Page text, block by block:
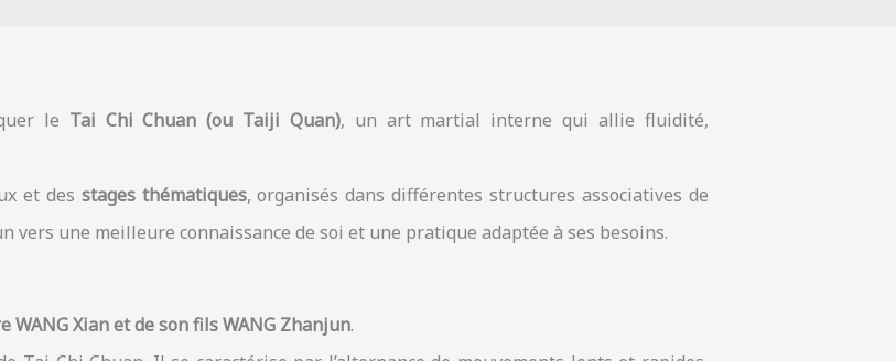
le Tai Chi Chuan (ou Taiji Quan), un art martial interne qui allie fluidité,
et des stages thématiques, organisés dans différentes structures associatives de
vers une meilleure connaissance de soi et une pratique adaptée à ses besoins.
WANG Xian et de son fils WANG Zhanjun.